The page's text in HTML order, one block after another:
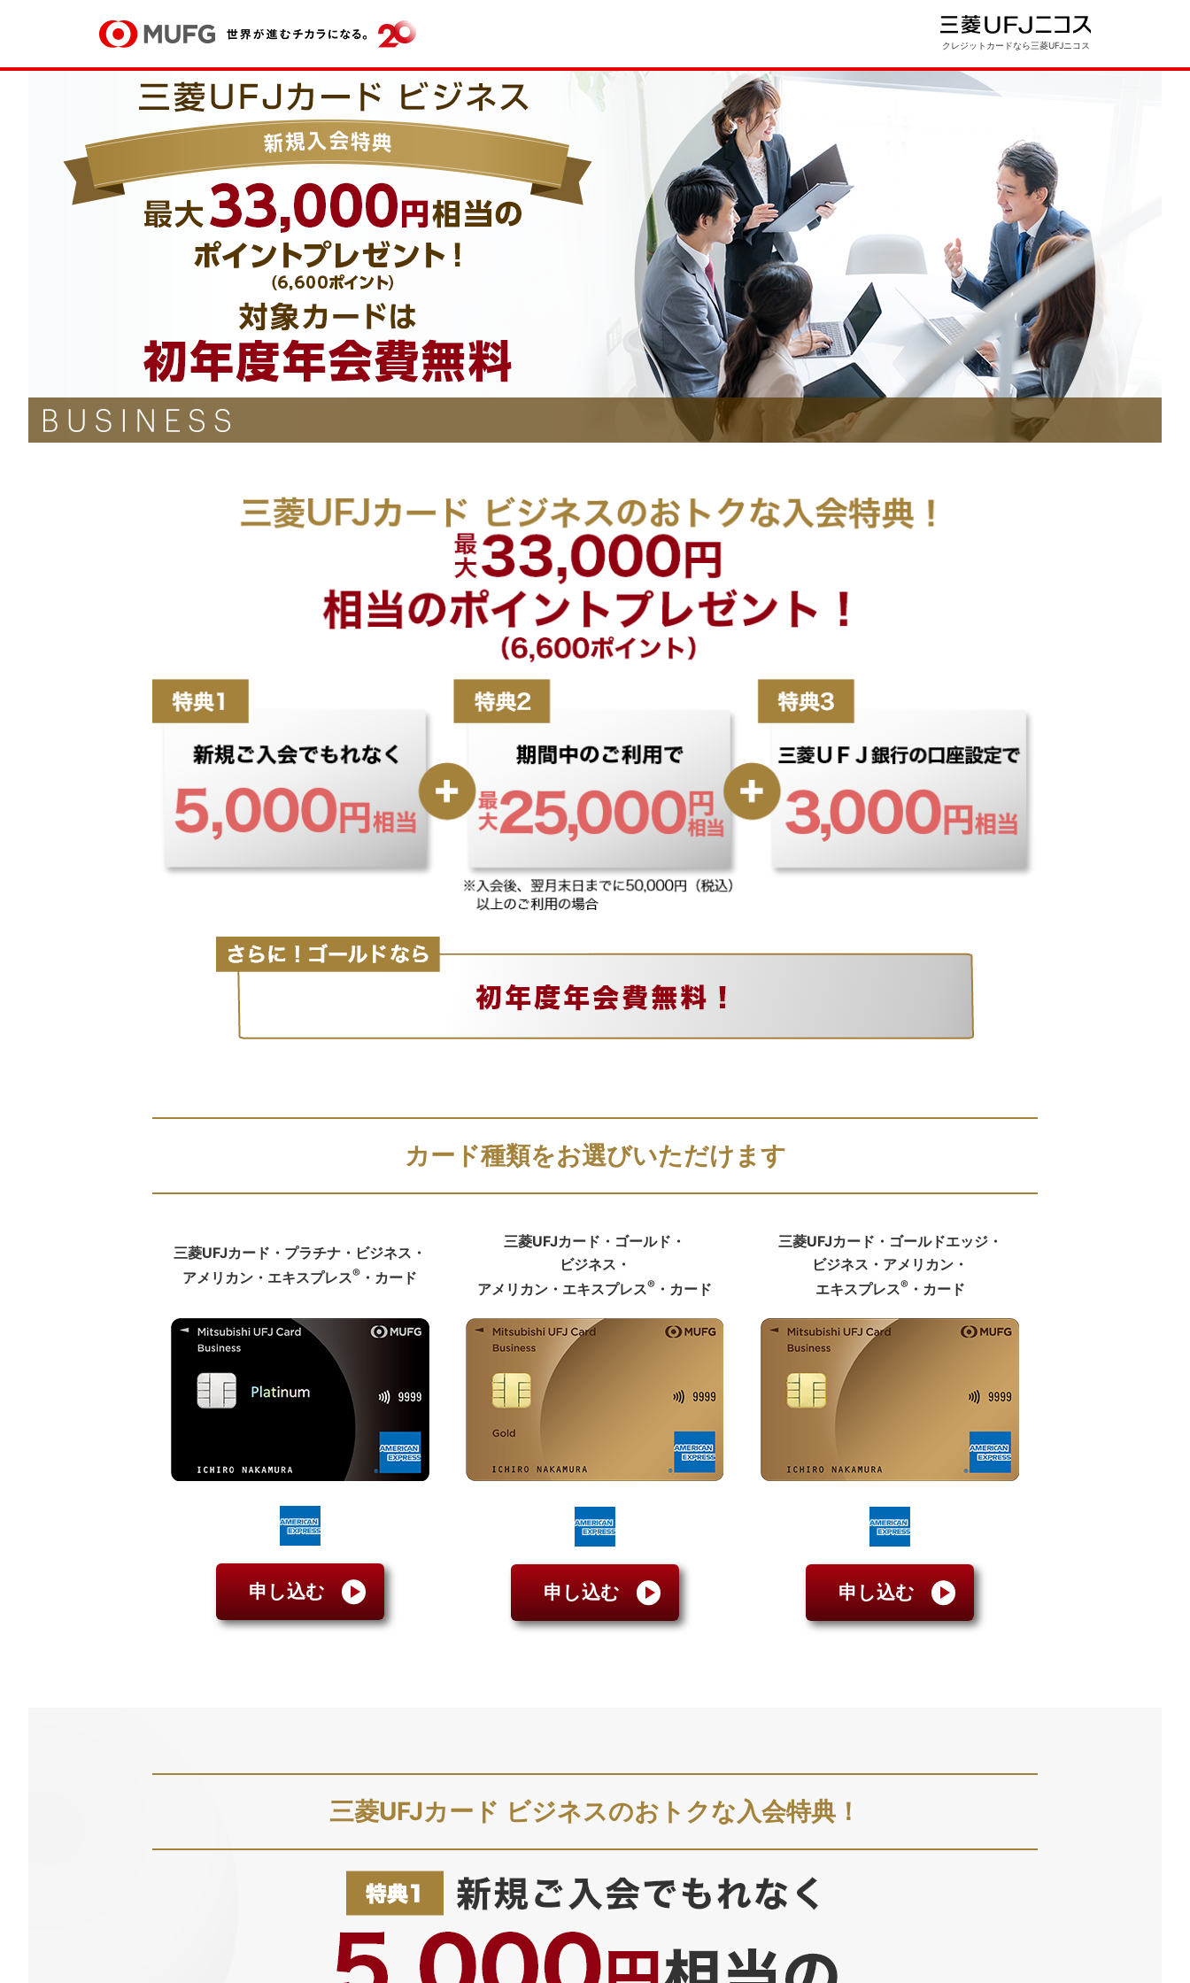
クレジットカードなら三菱UFJニコス
カード種類をお選びいただけます
三菱UFJカード・プラチナ・ビジネス・
アメリカン・エキスプレス® ・カード
申し込む
三菱UFJカード・ゴールド・
ビジネス・
アメリカン・エキスプレス® ・カード
申し込む
三菱UFJカード・ゴールドエッジ・
ビジネス・アメリカン・
エキスプレス® ・カード
申し込む
三菱UFJカード ビジネスのおトクな入会特典！